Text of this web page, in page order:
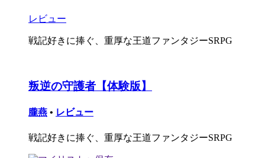
レビュー
戦記好きに捧ぐ、重厚な王道ファンタジーSRPG
叛逆の守護者【体験版】
朧燕 • レビュー
戦記好きに捧ぐ、重厚な王道ファンタジーSRPG